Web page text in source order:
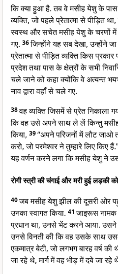
कि क्या हुआ है. तब वे मसीह येशु के
व्यक्ति, जो पहले प्रेतात्मा से पीड़ित
स्वस्थ और सचेत मसीह येशु के चरणों में
गए. 36जिन्होंने यह सब देखा, उन्होंने
प्रेतात्मा से पीड़ित व्यक्ति किस
प्रदेश तथा पास के क्षेत्रों के सभी
चले जाने को कहा क्योंकि वे अत्यन्त
नाव द्वारा वहाँ से चले गए.
38वह व्यक्ति जिसमें से प्रेत निकाला
कि वह उसे अपने साथ ले लें किन्तु
किया, 39“अपने परिजनों में लौट जाओ
करो, जो परमेश्वर ने तुम्हारे लिए किए
यह वर्णन करने लगा कि मसीह येशु ने
रोगी स्त्री की चंगाई और मरी हुई लड़की
40जब मसीह येशु झील की दूसरी ओर
उनका स्वागत किया. 41जाइरूस नामक
प्रधान था, उनसे भेंट करने आया. उसने
उनसे विनती की कि वह उसके साथ
एकमात्र बेटी, जो लगभग बारह वर्ष
जा रहे थे, मार्ग में वह भीड़ में दबे जा रहे